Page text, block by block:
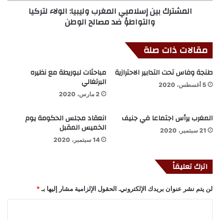
المشترك بين إسلاميي المغرب وليبيا: الولاء لتركيا
والتواطؤ ضد مصالح الوطن
مقالات ذات صلة
طنجة وفاس تحت التدابير الاحترازية
5 أغسطس، 2020
مباحثات لبوريطة مع نظيره
البرتغالي
2 مارس، 2020
المغرب يرأس اجتماعا في جنيف
21 سبتمبر، 2020
انعقاد مجلس الحكومة يوم
الخميس المقبل
14 سبتمبر، 2020
اترك تعليقاً
لن يتم نشر عنوان بريدك الإلكتروني. الحقول الإلزامية مشار إليها بـ *